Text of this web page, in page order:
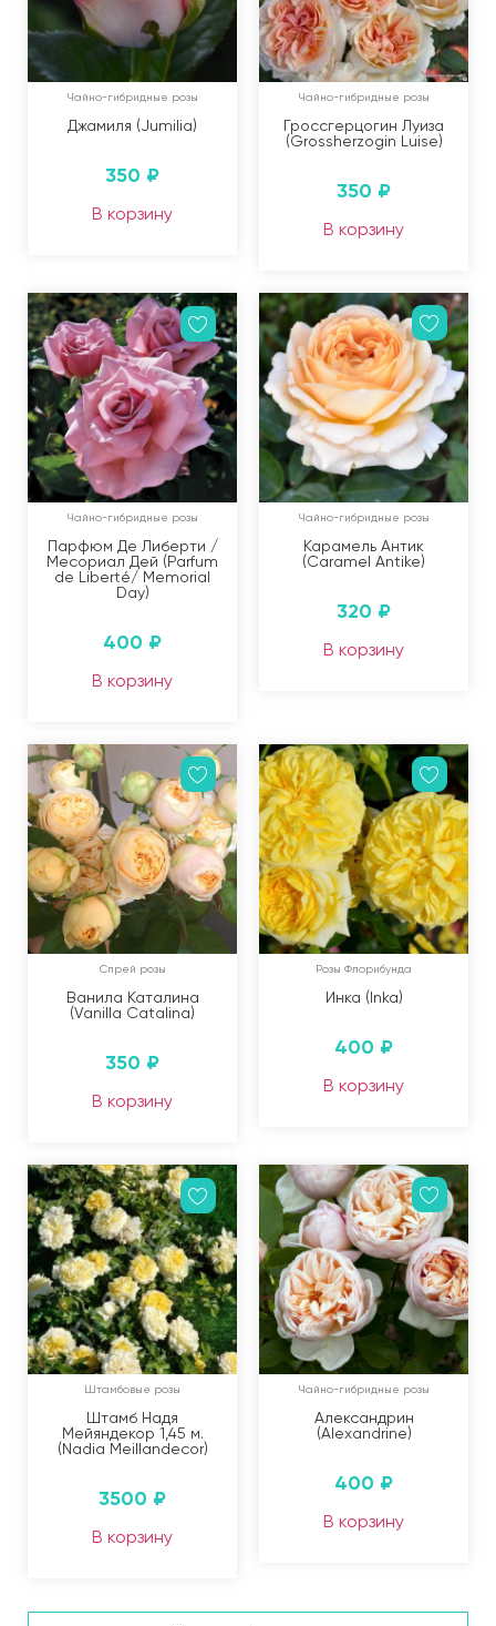
Чайно-гибридные розы
Джамиля (Jumilia)
350 ₽
В корзину
Чайно-гибридные розы
Гроссгерцогин Луиза
(Grossherzogin Luise)
350 ₽
В корзину
Чайно-гибридные розы
Парфюм Де Либерти /
Месориал Дей (Parfum
de Liberté/ Memorial
Day)
400 ₽
В корзину
Чайно-гибридные розы
Карамель Антик
(Caramel Antike)
320 ₽
В корзину
Спрей розы
Ванила Каталина
(Vanilla Catalina)
350 ₽
В корзину
Розы Флорибунда
Инка (Inka)
400 ₽
В корзину
Штамбовые розы
Штамб Надя
Мейяндекор 1,45 м.
(Nadia Meillandecor)
3500 ₽
В корзину
Чайно-гибридные розы
Александрин
(Alexandrine)
400 ₽
В корзину